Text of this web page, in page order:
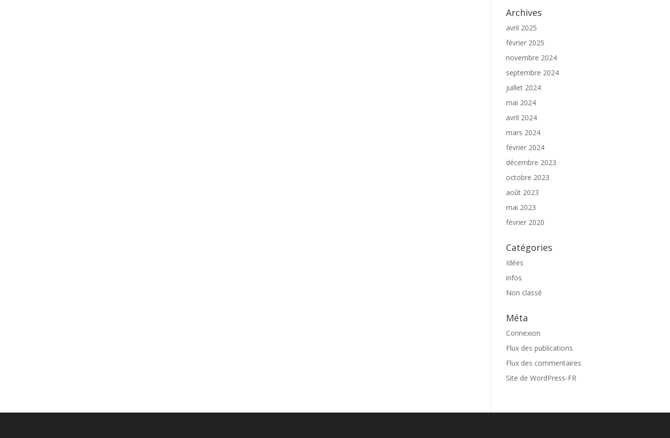
Archives
avril 2025
février 2025
novembre 2024
septembre 2024
juillet 2024
mai 2024
avril 2024
mars 2024
février 2024
décembre 2023
octobre 2023
août 2023
mai 2023
février 2020
Catégories
Idées
infos
Non classé
Méta
Connexion
Flux des publications
Flux des commentaires
Site de WordPress-FR